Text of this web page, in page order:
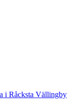
i Råcksta Vällingby